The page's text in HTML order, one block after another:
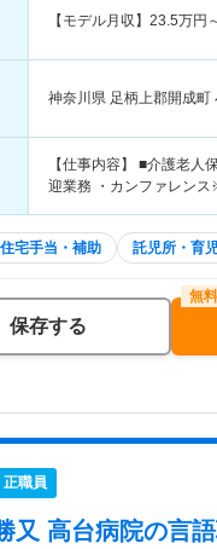
【モデル月収】 23.5万円
神奈川県 足柄上郡開成町
【仕事内容】 ■介護老
迎業務 ・カンファレン
住宅手当・補助 託児所・育
保存する
正職員
又 高台病院の言